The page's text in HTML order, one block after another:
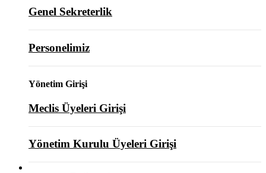
Genel Sekreterlik
Personelimiz
Yönetim Girişi
Meclis Üyeleri Girişi
Yönetim Kurulu Üyeleri Girişi